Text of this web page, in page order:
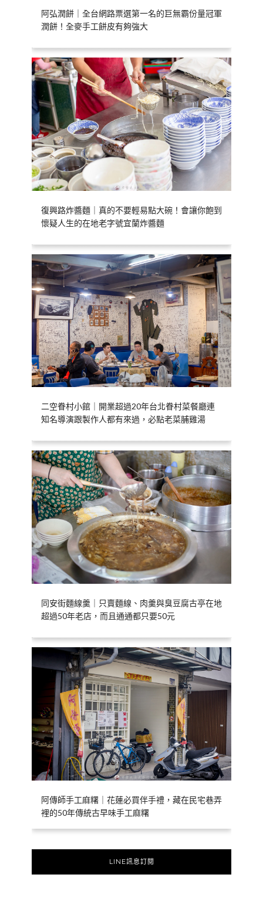
阿弘潤餅｜全台網路票選第一名的巨無霸份量冠軍
潤餅！全麥手工餅皮有夠強大
復興路炸醬麵｜真的不要輕易點大碗！會讓你飽到
懷疑人生的在地老字號宜蘭炸醬麵
二空眷村小館｜開業超過20年台北眷村菜餐廳連
知名導演跟製作人都有來過，必點老菜脯雞湯
同安街麵線羹｜只賣麵線、肉羹與臭豆腐古亭在地
超過50年老店，而且通通都只要50元
阿傳師手工麻糬｜花蓮必買伴手禮，藏在民宅巷弄
裡的50年傳統古早味手工麻糬
LINE訊息訂閱